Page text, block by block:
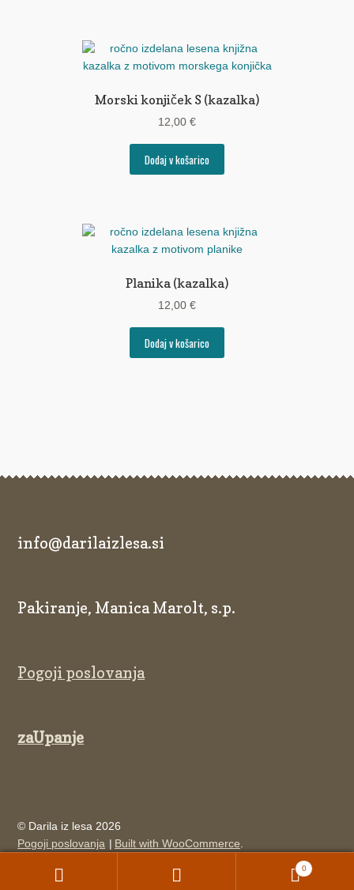
Morski konjiček S (kazalka)
12,00 €
Dodaj v košarico
Planika (kazalka)
12,00 €
Dodaj v košarico
info@darilaizlesa.si
Pakiranje, Manica Marolt, s.p.
Pogoji poslovanja
zaUpanje
© Darila iz lesa 2026
Pogoji poslovanja
Built with WooCommerce.
0